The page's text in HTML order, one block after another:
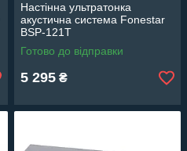
Настінна ультратонка
акустична система Fonestar
BSP-121T
Готово до відправки
5 295 ₴